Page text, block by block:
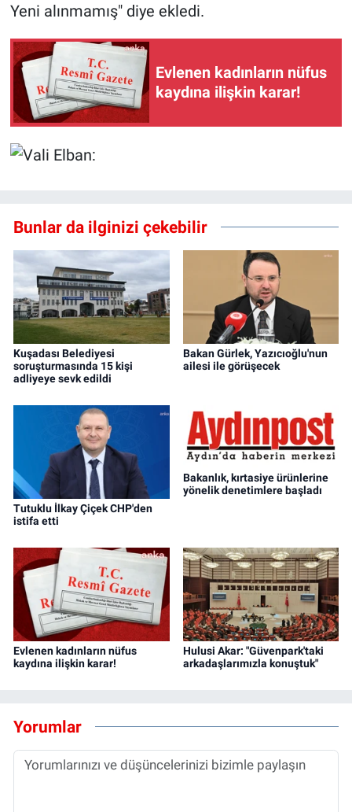
Yeni alınmamış" diye ekledi.
Evlenen kadınların nüfus
kaydına ilişkin karar!
Bunlar da ilginizi çekebilir
Kuşadası Belediyesi
soruşturmasında 15 kişi
adliyeye sevk edildi
Bakan Gürlek, Yazıcıoğlu'nun
ailesi ile görüşecek
Tutuklu İlkay Çiçek CHP'den
istifa etti
Bakanlık, kırtasiye ürünlerine
yönelik denetimlere başladı
Evlenen kadınların nüfus
kaydına ilişkin karar!
Hulusi Akar: "Güvenpark'taki
arkadaşlarımızla konuştuk"
Yorumlar